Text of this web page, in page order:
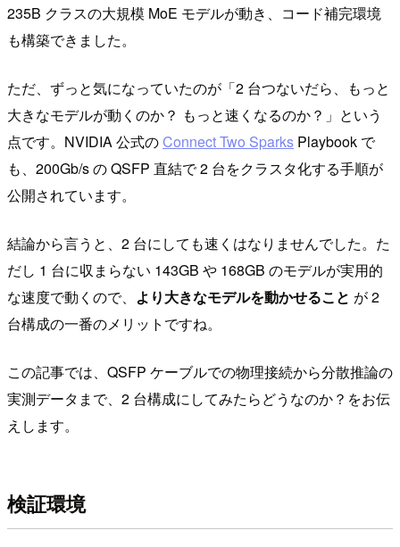
235B クラスの大規模 MoE モデルが動き、コード補完環境
も構築できました。
ただ、ずっと気になっていたのが「2 台つないだら、もっと
大きなモデルが動くのか？ もっと速くなるのか？」という
点です。NVIDIA 公式のConnect Two Sparks Playbook で
も、200Gb/s の QSFP 直結で 2 台をクラスタ化する手順が
公開されています。
結論から言うと、2 台にしても速くはなりませんでした。た
だし 1 台に収まらない 143GB や 168GB のモデルが実用的
な速度で動くので、 より大きなモデルを動かせること が 2
台構成の一番のメリットですね。
この記事では、QSFP ケーブルでの物理接続から分散推論の
実測データまで、2 台構成にしてみたらどうなのか？をお伝
えします。
検証環境